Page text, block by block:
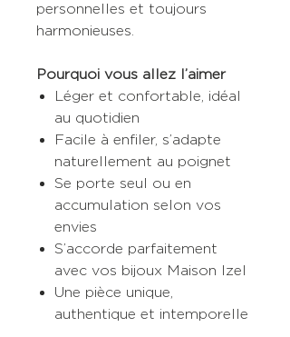
personnelles et toujours
harmonieuses.
Pourquoi vous allez l’aimer
Léger et confortable, idéal
au quotidien
Facile à enfiler, s’adapte
naturellement au poignet
Se porte seul ou en
accumulation selon vos
envies
S’accorde parfaitement
avec vos bijoux Maison Izel
Une pièce unique,
authentique et intemporelle